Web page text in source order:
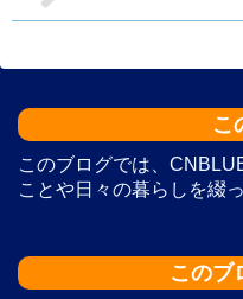
こ
このブログでは、
ことや日々の暮らしを綴
このブ